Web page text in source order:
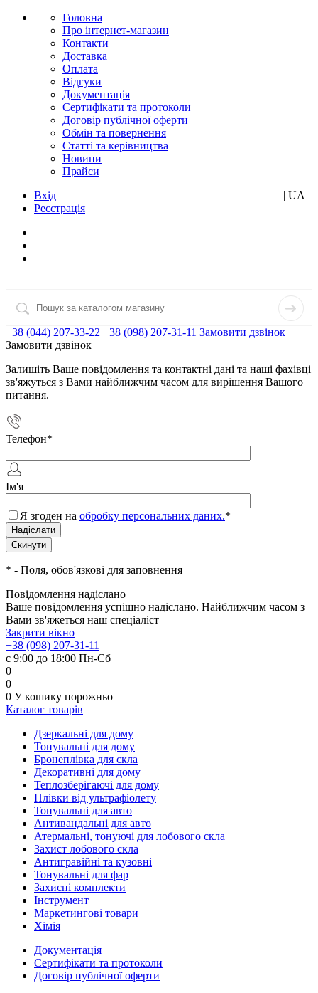
Головна
Про інтернет-магазин
Контакти
Доставка
Оплата
Відгуки
Документація
Сертифікати та протоколи
Договір публічної оферти
Обмін та повернення
Статті та керівництва
Новини
Прайси
| UA
Вхід
Реєстрація
+38 (044) 207-33-22 +38 (098) 207-31-11 Замовити дзвінок
Замовити дзвінок
Залишіть Ваше повідомлення та контактні дані та наші фахівці
зв'яжуться з Вами найближчим часом для вирішення Вашого
питання.
Телефон*
Ім'я
Я згоден на обробку персональних даних.*
* - Поля, обов'язкові для заповнення
Повідомлення надіслано
Ваше повідомлення успішно надіслано. Найближчим часом з
Вами зв'яжеться наш спеціаліст
Закрити вікно
+38 (098) 207-31-11
с 9:00 до 18:00 Пн-Сб
0
0
0 У кошику порожньо
Каталог товарів
Дзеркальні для дому
Тонувальні для дому
Бронеплівка для скла
Декоративні для дому
Теплозберігаючі для дому
Плівки від ультрафіолету
Тонувальні для авто
Антивандальні для авто
Атермальні, тонуючі для лобового скла
Захист лобового скла
Антигравійні та кузовні
Тонувальні для фар
Захисні комплекти
Інструмент
Маркетингові товари
Хімія
Документація
Сертифікати та протоколи
Договір публічної оферти